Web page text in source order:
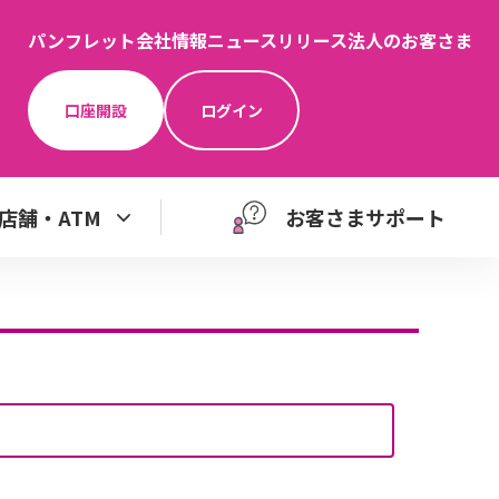
パンフレット会社情報ニュースリリース法人のお客さま
口座開設 ログイン
店舗・ATM お客さまサポート